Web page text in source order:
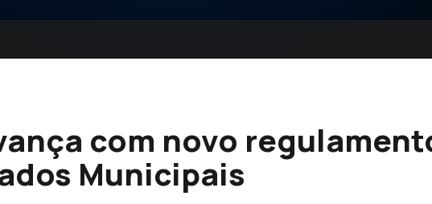
com novo
Municipais